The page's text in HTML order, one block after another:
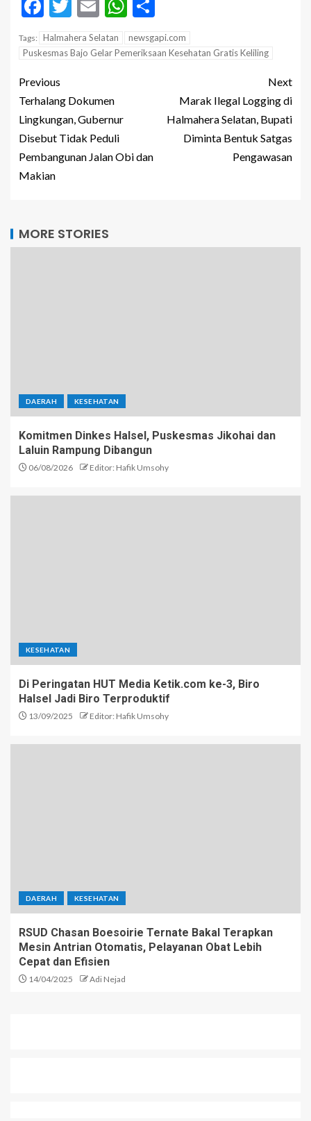
Facebook
Twitter
EmailWhatsApp
Tags: Halmahera Selatan
newsgapi.com
Puskesmas Bajo Gelar Pemeriksaan Kesehatan Gratis Keliling
Previous
Terhalang Dokumen
Lingkungan, Gubernur
Disebut Tidak Peduli
Pembangunan Jalan Obi dan
Makian
Next
Marak Ilegal Logging di
Halmahera Selatan, Bupati
Diminta Bentuk Satgas
Pengawasan
MORE STORIES
DAERAH KESEHATAN
Komitmen Dinkes Halsel, Puskesmas Jikohai dan
Laluin Rampung Dibangun
06/08/2026 Editor: Hafik Umsohy
KESEHATAN
Di Peringatan HUT Media Ketik.com ke-3, Biro
Halsel Jadi Biro Terproduktif
13/09/2025 Editor: Hafik Umsohy
DAERAH KESEHATAN
RSUD Chasan Boesoirie Ternate Bakal Terapkan
Mesin Antrian Otomatis, Pelayanan Obat Lebih
Cepat dan Efisien
14/04/2025 Adi Nejad